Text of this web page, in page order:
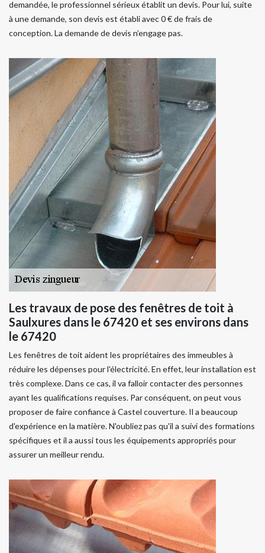
demandée, le professionnel sérieux établit un devis. Pour lui, suite
à une demande, son devis est établi avec 0 € de frais de
conception. La demande de devis n’engage pas.
Les travaux de pose des fenêtres de toit à
Saulxures dans le 67420 et ses environs dans
le 67420
Les fenêtres de toit aident les propriétaires des immeubles à
réduire les dépenses pour l'électricité. En effet, leur installation est
très complexe. Dans ce cas, il va falloir contacter des personnes
ayant les qualifications requises. Par conséquent, on peut vous
proposer de faire confiance à Castel couverture. Il a beaucoup
d'expérience en la matière. N'oubliez pas qu'il a suivi des formations
spécifiques et il a aussi tous les équipements appropriés pour
assurer un meilleur rendu.